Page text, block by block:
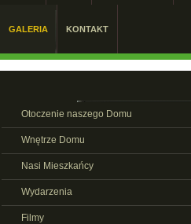
GALERIA KONTAKT
Otoczenie naszego Domu
Wnętrze Domu
Nasi Mieszkańcy
Wydarzenia
Filmy